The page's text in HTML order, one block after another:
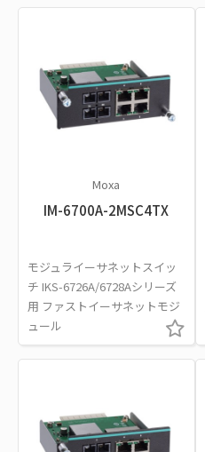
Moxa
IM-6700A-2MSC4TX
モジュライーサネットスイッ
チ IKS-6726A/6728Aシリーズ
用 ファストイーサネットモジ
ュール